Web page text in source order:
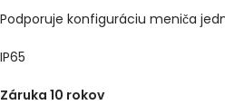
Podporuje konfiguráciu meniča
IP65
Záruka 10 rokov